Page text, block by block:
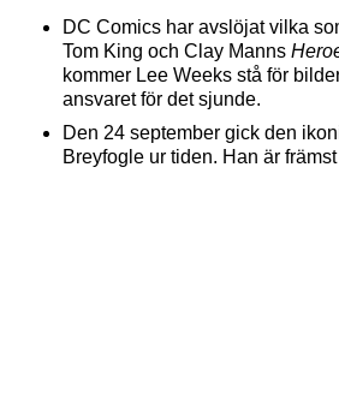
DC Comics har avslöjat vilka
Tom King och Clay Manns
kommer Lee Weeks stå för
ansvaret för det sjunde.
Den 24 september gick den
Breyfogle ur tiden. Han är